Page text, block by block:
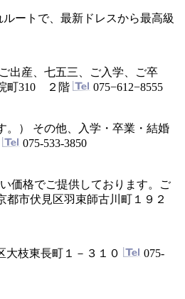
ートで、最新ドレスから最高級
出産、七五三、ご入学、ご卒
町310 ２階 075−612−8555
。） その他、入学・卒業・結婚
075-533-3850
価格でご提供しております。ご
都市伏見区羽束師古川町１９２
大枝東長町１－３１０
075-